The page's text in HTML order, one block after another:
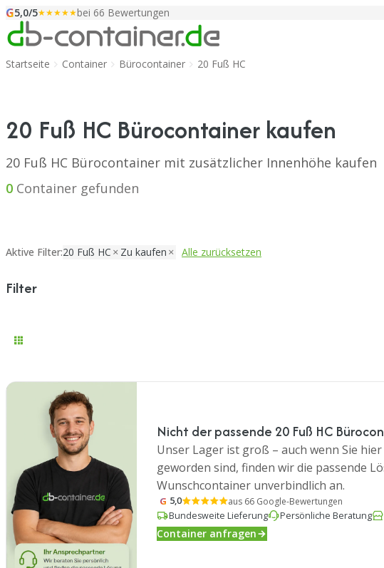
Zum Inhalt springen
G5,0/5★★★★★bei 66 Bewertungen
Startseite Container Bürocontainer 20 Fuß HC
20 Fuß HC Bürocontainer kaufen
20 Fuß HC Bürocontainer mit zusätzlicher Innenhöhe kaufen
0 Container gefunden
Aktive Filter:20 Fuß HC Zu kaufen Alle zurücksetzen
Filter
Nicht der passende 20 Fuß HC
Unser Lager ist groß – auch wenn Sie
geworden sind, finden wir die passende
Wunschcontainer unverbindlich an.
G 5,0
aus 66 Google-Bewertungen
Bundesweite Lieferung
Persönliche Beratung
Container anfragen